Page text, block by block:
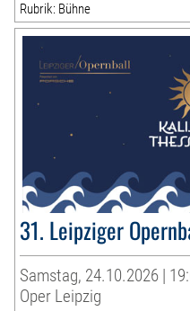
Rubrik: Bühne
31. Leipziger
Samstag, 24.10.2026 |
Oper Leipzig